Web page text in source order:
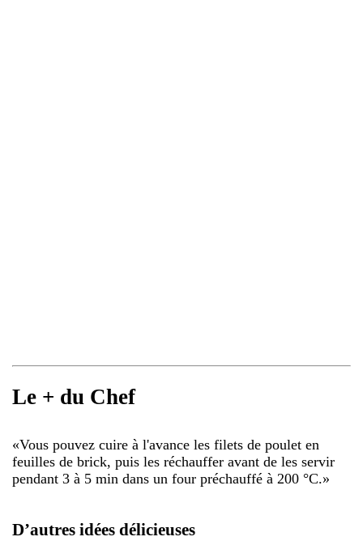
Le + du Chef
«Vous pouvez cuire à l'avance les filets de poulet en
feuilles de brick, puis les réchauffer avant de les servir
pendant 3 à 5 min dans un four préchauffé à 200 °C.»
D’autres idées délicieuses